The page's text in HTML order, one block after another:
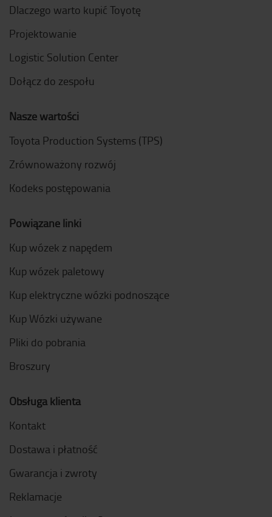
Dlaczego warto kupić Toyotę
Projektowanie
Logistic Solution Center
Dołącz do zespołu
Nasze wartości
Toyota Production Systems (TPS)
Zrównoważony rozwój
Kodeks postępowania
Powiązane linki
Kup wózek z napędem
Kup wózek paletowy
Kup elektryczne wózki podnoszące
Kup Wózki używane
Pliki do pobrania
Broszury
Obsługa klienta
Kontakt
Dostawa i płatność
Gwarancja i zwroty
Reklamacje